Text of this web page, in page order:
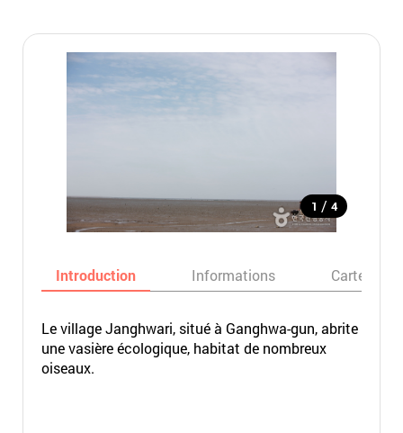
1 / 4
Introduction Informations Carte
Le village Janghwari, situé à Ganghwa-gun, abrite
une vasière écologique, habitat de nombreux
oiseaux.